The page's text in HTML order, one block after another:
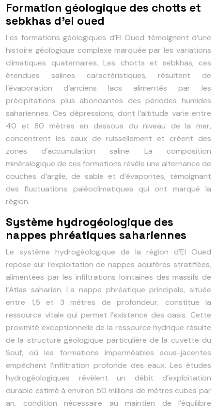
Formation géologique des chotts et
sebkhas d’el oued
Les formations géologiques d’El Oued témoignent d’une
histoire géologique complexe marquée par les variations
climatiques quaternaires. Les chotts et sebkhas, ces
étendues salines caractéristiques, résultent de
l’évaporation d’anciens lacs alimentés par les
précipitations plus abondantes des périodes humides
sahariennes. Ces dépressions, dont l’altitude varie entre
40 et 80 mètres en dessous du niveau de la mer,
concentrent les eaux de ruissellement et créent des
zones d’accumulation saline. La composition
minéralogique de ces formations révèle une alternance de
couches d’argile, de sable et d’évaporites, témoignant
des fluctuations paléoclimatiques qui ont marqué la
région.
Système hydrogéologique des
nappes phréatiques sahariennes
Le système hydrogéologique de la région d’El Oued
repose sur l’exploitation de nappes aquifères stratifiées,
alimentées par les infiltrations lointaines des massifs de
l’Atlas saharien. La nappe phréatique principale, située
entre 1,5 et 3 mètres de profondeur, constitue la
ressource vitale qui permet l’existence des oasis. Cette
proximité exceptionnelle de la ressource hydrique résulte
de la structure géologique particulière de la cuvette du
Souf, où les formations imperméables sous-jacentes
empêchent l’infiltration profonde des eaux. Les études
hydrogéologiques révèlent un débit d’exploitation
durable estimé à environ 50 millions de mètres cubes par
an, condition nécessaire au maintien de l’équilibre